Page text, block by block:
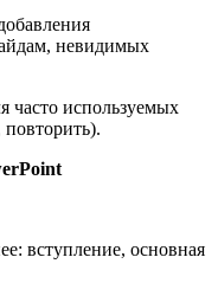
невидимых
часто используемых
вступление, основная